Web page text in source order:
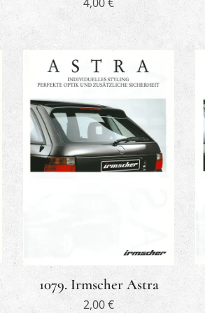
1079. Irmscher Astra
2,00€